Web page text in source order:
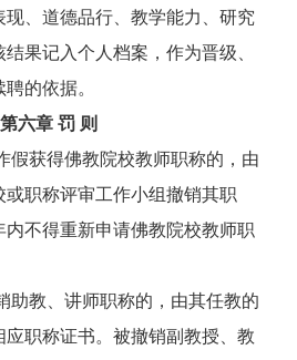
、道德品行、教学能力、研究
果记入个人档案，作为晋级、
的依据。
第六章 罚 则
获得佛教院校教师职称的，由
职称评审工作小组撤销其职
不得重新申请佛教院校教师职
教、讲师职称的，由其任教的
职称证书。被撤销副教授、教